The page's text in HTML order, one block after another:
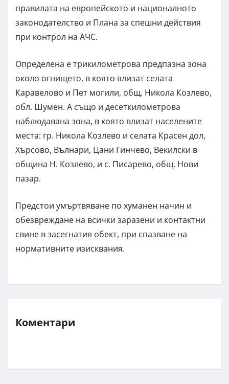
правилата на европейското и националното
законодателство и Плана за спешни действия
при контрол на АЧС.
Определена е трикилометрова предпазна зона
около огнището, в която влизат селата
Каравелово и Пет могили, общ. Никола Козлево,
обл. Шумен. А също и десеткилометрова
наблюдавана зона, в която влизат населените
места: гр. Никола Козлево и селата Красен дол,
Хърсово, Вълнари, Цани Гинчево, Векилски в
община Н. Козлево, и с. Писарево, общ. Нови
пазар.
Предстои умъртвяване по хуманен начин и
обезвреждане на всички заразени и контактни
свине в засегнатия обект, при спазване на
нормативните изисквания.
Коментари